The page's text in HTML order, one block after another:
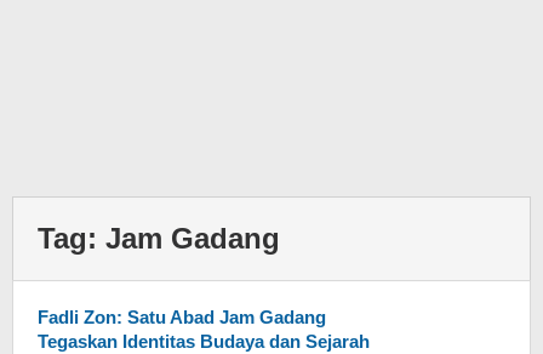
Tag: Jam Gadang
Fadli Zon: Satu Abad Jam Gadang
Tegaskan Identitas Budaya dan Sejarah